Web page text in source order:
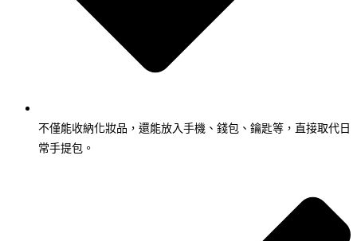
不僅能收納化妝品，還能放入手機、錢包、鑰匙等，直接取代日
常手提包。